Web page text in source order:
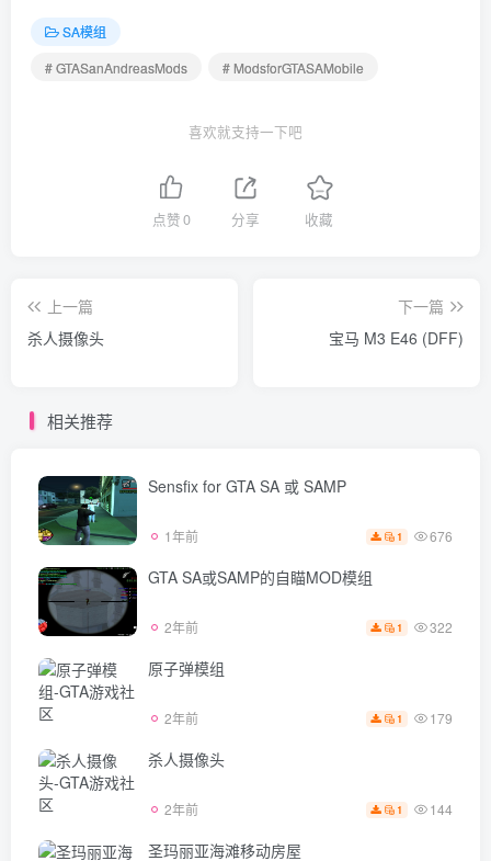
SA模组
# GTASanAndreasMods
# ModsforGTASAMobile
喜欢就支持一下吧
点赞0 分享 收藏
上一篇
杀人摄像头
下一篇
宝马 M3 E46 (DFF)
相关推荐
Sensfix for GTA SA 或 SAMP
1年前 1 676
GTA SA或SAMP的自瞄MOD模组
2年前 1 322
原子弹模组
2年前 1 179
杀人摄像头
2年前 1 144
圣玛丽亚海滩移动房屋